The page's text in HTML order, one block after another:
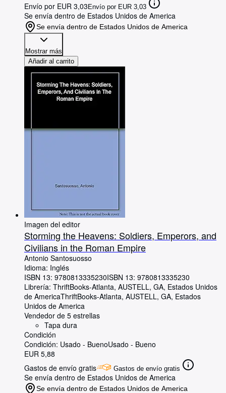
Envío por EUR 3,03Envío por EUR 3,03
Se envía dentro de Estados Unidos de America
Se envía dentro de Estados Unidos de America
Mostrar más
Añadir al carrito
Imagen del editor
Storming the Heavens: Soldiers, Emperors, and
Civilians in the Roman Empire
Antonio Santosuosso
Idioma: Inglés
ISBN 13: 9780813335230ISBN 13: 9780813335230
Librería: ThriftBooks-Atlanta, AUSTELL, GA, Estados Unidos
de AmericaThriftBooks-Atlanta, AUSTELL, GA, Estados
Unidos de America
Vendedor de 5 estrellas
Tapa dura
Condición
Condición: Usado - BuenoUsado - Bueno
EUR 5,88
Gastos de envío gratis
Gastos de envío gratis
Se envía dentro de Estados Unidos de America
Se envía dentro de Estados Unidos de America